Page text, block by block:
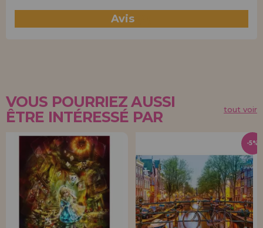
Avis
VOUS POURRIEZ AUSSI
ÊTRE INTÉRESSÉ PAR
tout voir
-5%